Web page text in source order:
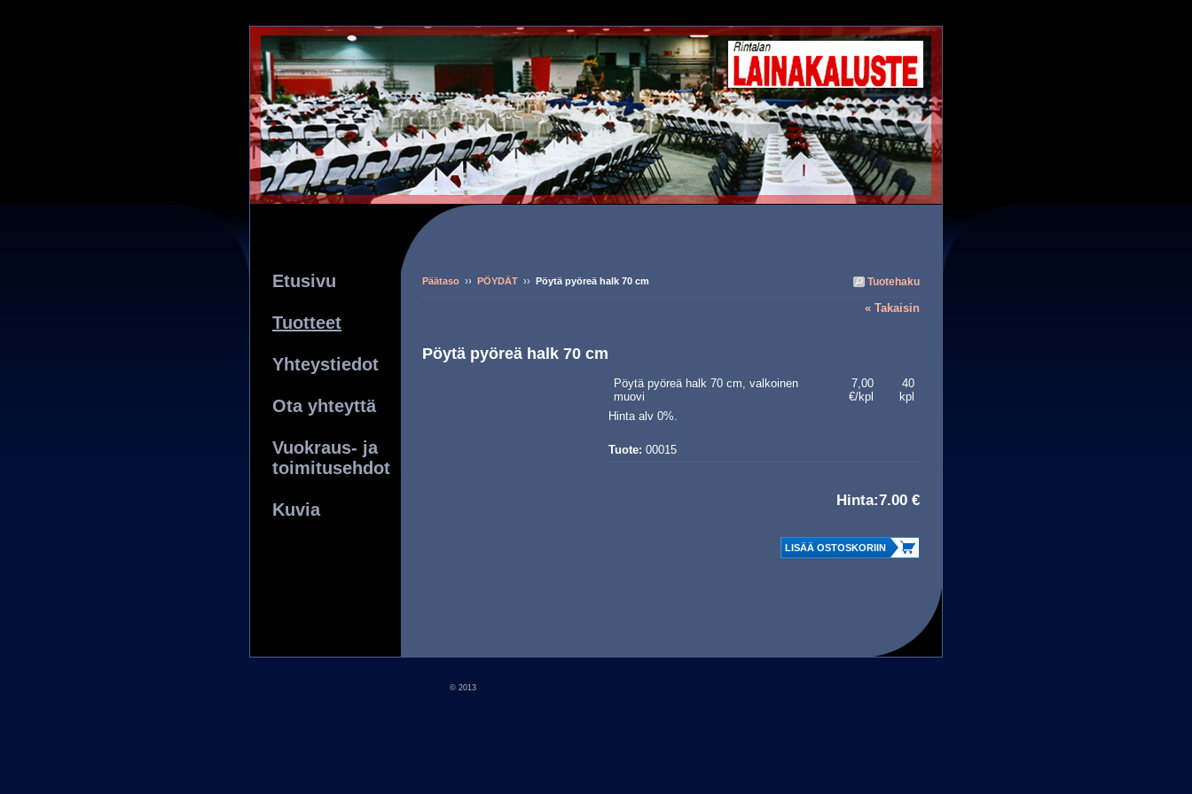
Etusivu
Tuotteet
Yhteystiedot
Ota yhteyttä
Vuokraus- ja
toimitusehdot
Kuvia
Tuotehaku
Päätaso ›› PÖYDÄT ›› Pöytä pyöreä halk 70 cm
« Takaisin
Pöytä pyöreä halk 70 cm
Pöytä pyöreä halk 70 cm, valkoinen
muovi
7,00
€/kpl
40
kpl
Hinta alv 0%.
Tuote: 00015
Hinta:7.00 €
© 2013